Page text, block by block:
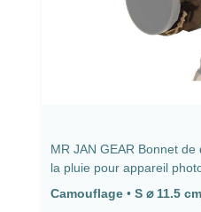
MR JAN GEAR Bonnet
la pluie pour appareil
⌀ 11,5 cm, longueur 44 cm
Camouflage • S ⌀ 11.5